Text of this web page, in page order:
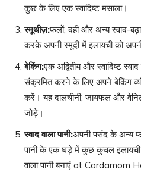
कुछ के लिए एक स्वादिष्ट मसाला।
स्मूथीज़:फलों, दही और अन्य स्वाद-
करके अपनी स्मूदी में इलायची को
बेकिंग:एक अद्वितीय और स्वादिष्ट
संक्रमित करने के लिए अपने बेकिंग
करें। यह दालचीनी, जायफल और
जोड़े।
स्वाद वाला पानी:अपनी पसंद के अन्य
पानी के एक घड़े में कुछ कुचल इलायची
वाला पानी बनाएं at